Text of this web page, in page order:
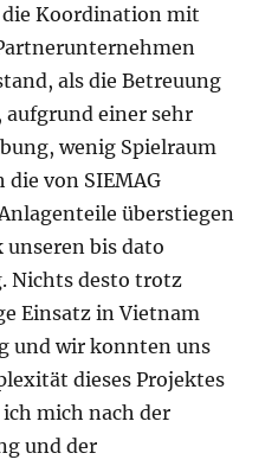
Koordination mit
als die Betreuung
aufgrund einer sehr
wenig Spielraum
die von SIEMAG
überstiegen
bis dato
Nichts desto trotz
Einsatz in Vietnam
und wir konnten uns
dieses Projektes
mich nach der
und der